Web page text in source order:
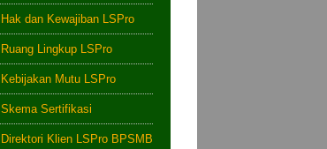
Hak dan Kewajiban LSPro
Ruang Lingkup LSPro
Kebijakan Mutu LSPro
Skema Sertifikasi
Direktori Klien LSPro BPSMB